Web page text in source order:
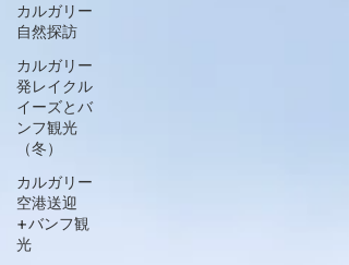
カルガリー
自然探訪
カルガリー
発レイクル
イーズとバ
ンフ観光
（冬）
カルガリー
空港送迎
+バンフ観
光